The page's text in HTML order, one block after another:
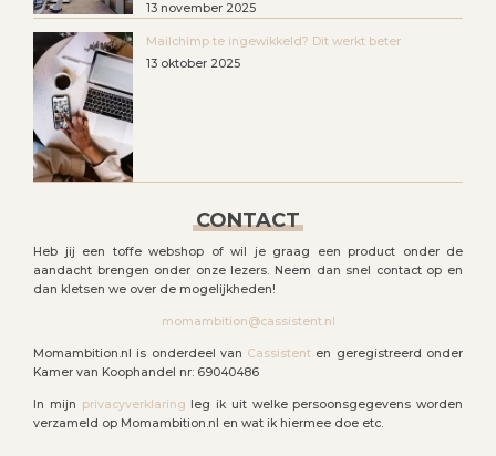
13 november 2025
Mailchimp te ingewikkeld? Dit werkt beter
13 oktober 2025
CONTACT
Heb jij een toffe webshop of wil je graag een product onder de
aandacht brengen onder onze lezers. Neem dan snel contact op en
dan kletsen we over de mogelijkheden!
momambition@cassistent.nl
Momambition.nl is onderdeel van Cassistent en geregistreerd onder
Kamer van Koophandel nr: 69040486
In mijn privacyverklaring leg ik uit welke persoonsgegevens worden
verzameld op Momambition.nl en wat ik hiermee doe etc.